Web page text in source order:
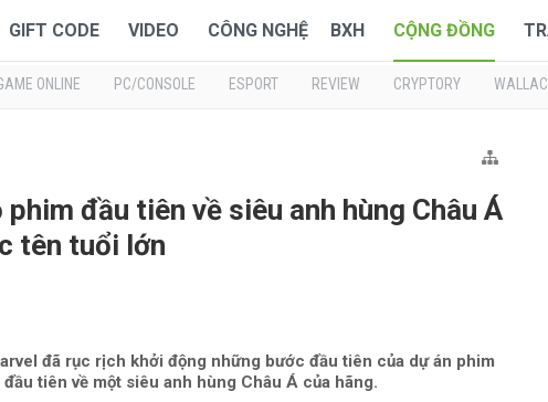
GIFT CODE VIDEO CÔNG NGHỆ BXH CỘNG ĐỒNG
ONLINE PC/CONSOLE ESPORT REVIEW CRYPTORY
đầu tiên về siêu anh hùng Châu Á
tên tuổi lớn
đã rục rịch khởi động những bước đầu tiên của dự án phim
tiên về một siêu anh hùng Châu Á của hãng.